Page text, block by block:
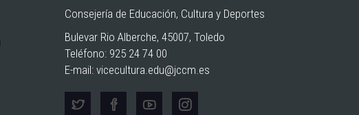
Consejería de Educación, Cultura y Deportes
Bulevar Rio Alberche, 45007, Toledo
Teléfono: 925 24 74 00
E-mail: vicecultura.edu@jccm.es